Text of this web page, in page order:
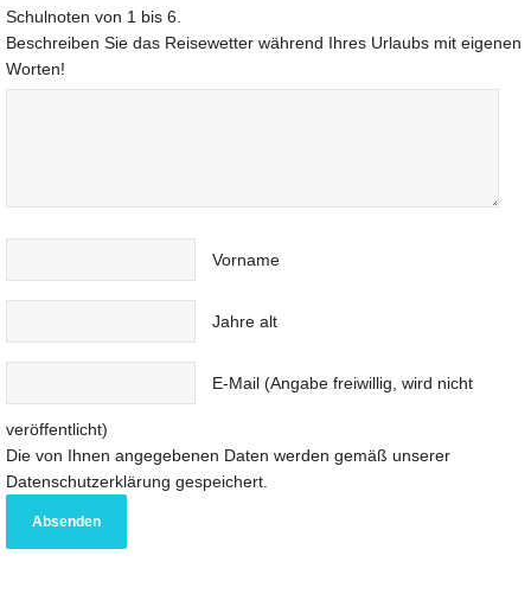
Schulnoten von 1 bis 6.
Beschreiben Sie das Reisewetter während Ihres Urlaubs mit eigenen
Worten!
Vorname
Jahre alt
E-Mail (Angabe freiwillig, wird nicht
veröffentlicht)
Die von Ihnen angegebenen Daten werden gemäß unserer
Datenschutzerklärung gespeichert.